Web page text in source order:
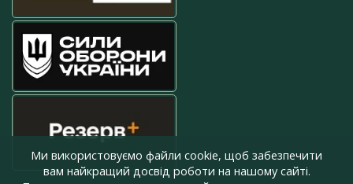
Ми використовуємо файли cookie, щоб забезпечити
вам найкращий досвід роботи на нашому сайті.